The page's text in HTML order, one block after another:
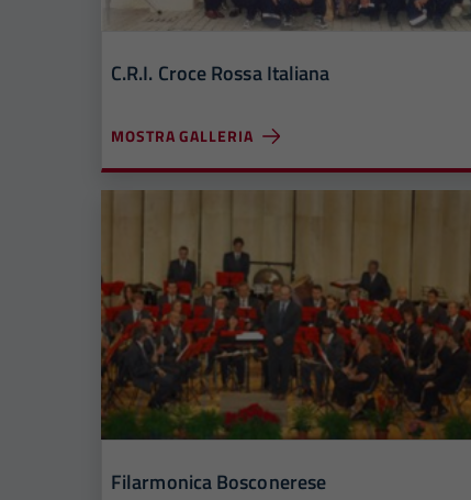
C.R.I. Croce Rossa Italiana
MOSTRA GALLERIA
Filarmonica Bosconerese